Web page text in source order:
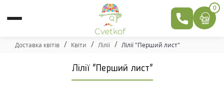
0
Доставка квітів Квіти Лілії Лілії "Перший лист"
Лілії "Перший лист"